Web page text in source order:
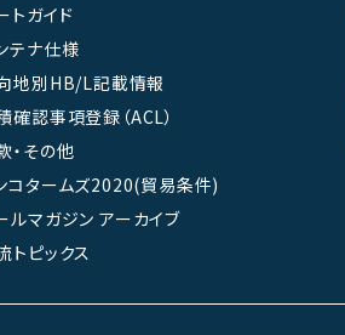
トガイド
テナ仕様
地別HB/L記載情報
確認事項登録（ACL）
・その他
コタームズ2020(貿易条件)
ルマガジン アーカイブ
トピックス